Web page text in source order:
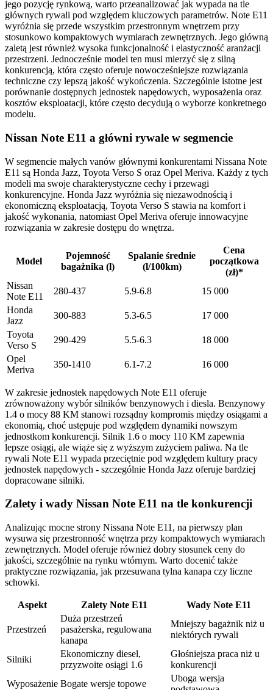
jego pozycję rynkową, warto przeanalizować jak wypada na tle
głównych rywali pod względem kluczowych parametrów. Note E11
wyróżnia się przede wszystkim przestronnym wnętrzem przy
stosunkowo kompaktowych wymiarach zewnętrznych. Jego główną
zaletą jest również wysoka funkcjonalność i elastyczność aranżacji
przestrzeni. Jednocześnie model ten musi mierzyć się z silną
konkurencją, która często oferuje nowocześniejsze rozwiązania
techniczne czy lepszą jakość wykończenia. Szczególnie istotne jest
porównanie dostępnych jednostek napędowych, wyposażenia oraz
kosztów eksploatacji, które często decydują o wyborze konkretnego
modelu.
Nissan Note E11 a główni rywale w segmencie
W segmencie małych vanów głównymi konkurentami Nissana Note
E11 są Honda Jazz, Toyota Verso S oraz Opel Meriva. Każdy z tych
modeli ma swoje charakterystyczne cechy i przewagi
konkurencyjne. Honda Jazz wyróżnia się niezawodnością i
ekonomiczną eksploatacją, Toyota Verso S stawia na komfort i
jakość wykonania, natomiast Opel Meriva oferuje innowacyjne
rozwiązania w zakresie dostępu do wnętrza.
Model
Pojemność
bagażnika (l)
Spalanie średnie
(l/100km)
Cena
początkowa
(zł)*
Nissan
Note E11
280-437 5.9-6.8
15 000
Honda
Jazz
300-883 5.3-6.5
17 000
Toyota
Verso S
290-429 5.5-6.3
18 000
Opel
Meriva
350-1410 6.1-7.2 16 000
W zakresie jednostek napędowych Note E11 oferuje
zrównoważony wybór silników benzynowych i diesla. Benzynowy
1.4 o mocy 88 KM stanowi rozsądny kompromis między osiągami a
ekonomią, choć ustępuje pod względem dynamiki nowszym
jednostkom konkurencji. Silnik 1.6 o mocy 110 KM zapewnia
lepsze osiągi, ale wiąże się z wyższym zużyciem paliwa. Na tle
rywali Note E11 wypada przeciętnie pod względem kultury pracy
jednostek napędowych - szczególnie Honda Jazz oferuje bardziej
dopracowane silniki.
Zalety i wady Nissan Note E11 na tle konkurencji
Analizując mocne strony Nissana Note E11, na pierwszy plan
wysuwa się przestronność wnętrza przy kompaktowych wymiarach
zewnętrznych. Model oferuje również dobry stosunek ceny do
jakości, szczególnie na rynku wtórnym. Warto docenić także
praktyczne rozwiązania, jak przesuwana tylna kanapa czy liczne
schowki.
Aspekt Zalety Note E11 Wady Note E11
Przestrzeń
Duża przestrzeń
pasażerska, regulowana
kanapa
Mniejszy bagażnik niż u
niektórych rywali
Silniki
Ekonomiczny diesel,
przyzwoite osiągi 1.6
Głośniejsza praca niż u
konkurencji
Wyposażenie Bogate wersje topowe
Uboga wersja